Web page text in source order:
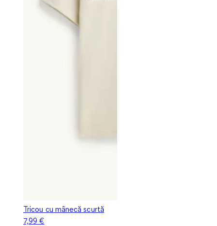
Tricou cu mânecă scurtă
7,99 €